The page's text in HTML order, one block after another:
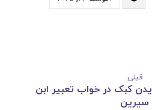
قبلی
کبک در خواب تعبیر ابن
سیرین